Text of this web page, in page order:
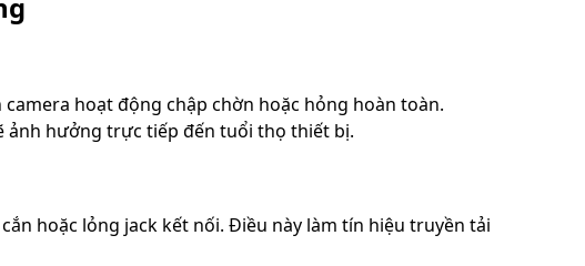
hoạt động chập chờn hoặc hỏng hoàn toàn.
ảnh hưởng trực tiếp đến tuổi thọ thiết bị.
hoặc lỏng jack kết nối. Điều này làm tín hiệu truyền tải